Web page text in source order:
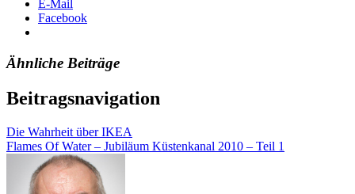
E-Mail
Facebook
Ähnliche Beiträge
Beitragsnavigation
Die Wahrheit über IKEA
Flames Of Water – Jubiläum Küstenkanal 2010 – Teil 1